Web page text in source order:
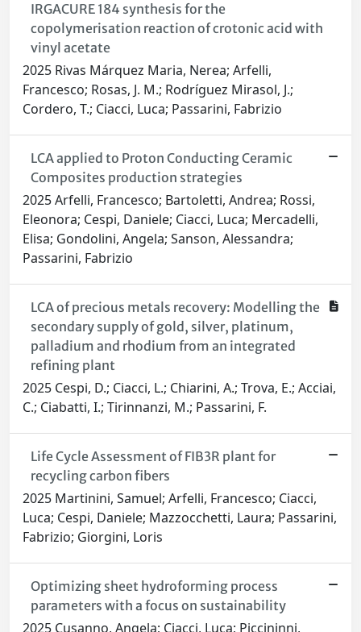
IRGACURE 184 synthesis for the
copolymerisation reaction of crotonic acid with
vinyl acetate
2025 Rivas Márquez Maria, Nerea; Arfelli,
Francesco; Rosas, J. M.; Rodríguez Mirasol, J.;
Cordero, T.; Ciacci, Luca; Passarini, Fabrizio
LCA applied to Proton Conducting Ceramic
Composites production strategies
2025 Arfelli, Francesco; Bartoletti, Andrea; Rossi,
Eleonora; Cespi, Daniele; Ciacci, Luca; Mercadelli,
Elisa; Gondolini, Angela; Sanson, Alessandra;
Passarini, Fabrizio
LCA of precious metals recovery: Modelling the
secondary supply of gold, silver, platinum,
palladium and rhodium from an integrated
refining plant
2025 Cespi, D.; Ciacci, L.; Chiarini, A.; Trova, E.; Acciai,
C.; Ciabatti, I.; Tirinnanzi, M.; Passarini, F.
Life Cycle Assessment of FIB3R plant for
recycling carbon fibers
2025 Martinini, Samuel; Arfelli, Francesco; Ciacci,
Luca; Cespi, Daniele; Mazzocchetti, Laura; Passarini,
Fabrizio; Giorgini, Loris
Optimizing sheet hydroforming process
parameters with a focus on sustainability
2025 Cusanno, Angela; Ciacci, Luca; Piccininni,